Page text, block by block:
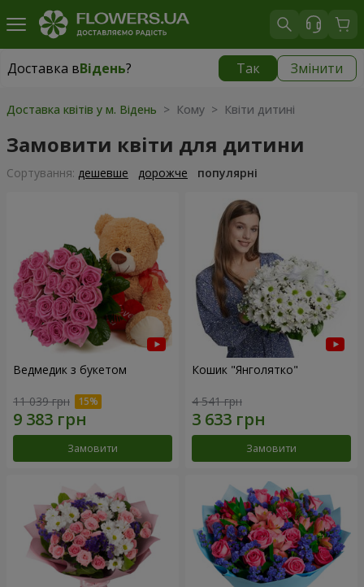
Доставка вВідень? Так Змінити
Доставка вВідень|
Доставка квітів у м. Відень > Кому > Квіти дитині
Замовити квіти для дитини
Сортування: дешевше дорожче популярні
Ведмедик з букетом
11 039 грн
Замовити
Кошик "Янголятко"
4 541 грн
Замовити